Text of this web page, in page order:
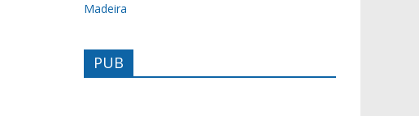
Madeira
PUB